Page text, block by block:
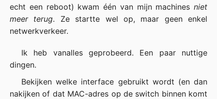
echt een reboot) kwam één van mijn machines niet
meer terug. Ze startte wel op, maar geen enkel
netwerkverkeer.
Ik heb vanalles geprobeerd. Een paar nuttige
dingen.
Bekijken welke interface gebruikt wordt (en dan
nakijken of dat MAC-adres op de switch binnen komt